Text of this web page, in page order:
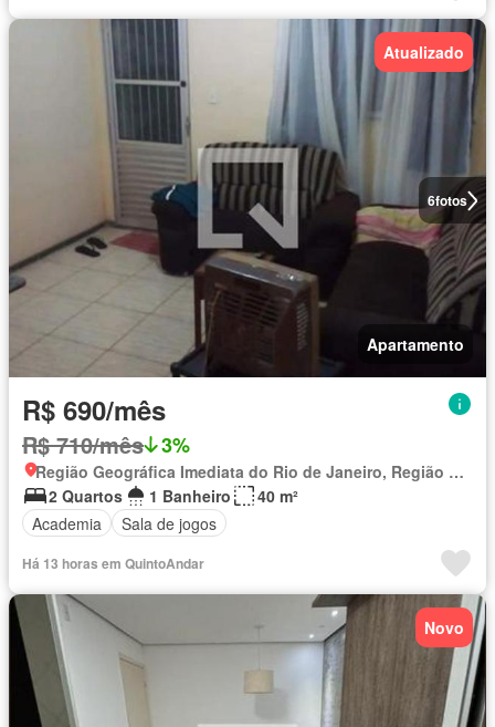
6fotos
Atualizado
Apartamento
R$ 690/mês
R$ 710/mês 3%
Região Geográfica Imediata do Rio de Janeiro, Região Metropolitana do Rio de Janeiro
2 Quartos
1 Banheiro
40 m²
Academia
Sala de jogos
Há 13 horas em QuintoAndar
Novo